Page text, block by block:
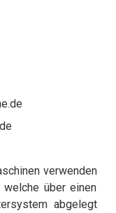
verwenden
über einen
abgelegt